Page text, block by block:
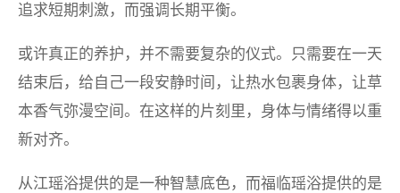
追求短期刺激，而强调长期平衡。
或许真正的养护，并不需要复杂的仪式。只需要在一天
结束后，给自己一段安静时间，让热水包裹身体，让草
本香气弥漫空间。在这样的片刻里，身体与情绪得以重
新对齐。
从江瑶浴提供的是一种智慧底色，而福临瑶浴提供的是